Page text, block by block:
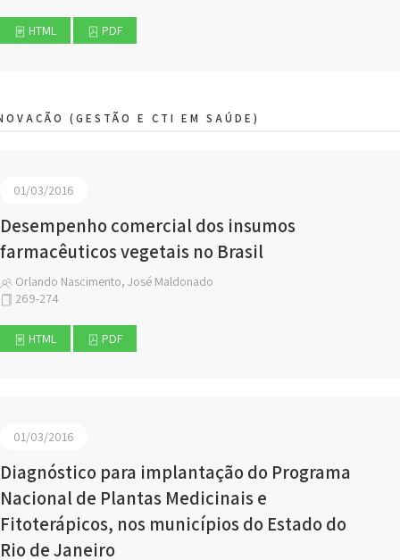
HTML PDF
(GESTÃO E CTI EM SAÚDE)
01/03/2016
Desempenho comercial dos insumos
farmacêuticos vegetais no Brasil
Orlando Nascimento, José Maldonado
269-274
HTML PDF
01/03/2016
Diagnóstico para implantação do Programa
Nacional de Plantas Medicinais e
Fitoterápicos, nos municípios do Estado do
Rio de Janeiro